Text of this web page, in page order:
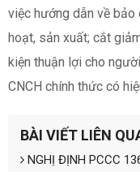
việc hướng dẫn về
hoạt, sản xuất; cắt
kiện thuận lợi cho
CNCH chính thức có
BÀI VIẾT LIÊN
NGHỊ ĐỊNH PCCC